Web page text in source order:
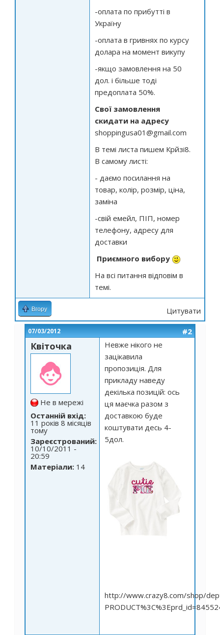
-оплата по прибутті в
Україну
-оплата в гривнях по курсу
долара на момент викупу
-якщо замовлення на 50
дол. і більше тоді
предоплата 50%.
Свої замовлення
скидати на адресу
shoppingusa01@gmail.com
В темі листа пишем Крйзі8.
В самому листі:
- даємо посилання на
товар, колір, розмір, ціна,
заміна
-свій емейл, ПІП, номер
телефону, адресу для
доставки
Приємного вибору
На всі питання відповім в
темі.
Вгору Цитувати
07/03/2012 #2
Квіточка
Не в мережі
Останній вхід:
11 років 8 місяців
тому
Зареєстрований:
10/10/2011 -
20:59
Матеріали: 14
Невже нікого не
зацікавила
пропозиція. Для
прикладу наведу
декілька позицій: ось
ця маєчка разом з
доставкою буде
коштувати десь 4-
5дол.
http://www.crazy8.com/shop/